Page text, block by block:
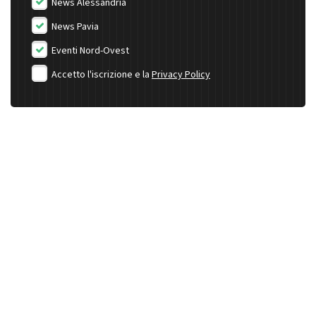
News Alessandria
News Pavia
Eventi Nord-Ovest
Accetto l'iscrizione e la Privacy Policy